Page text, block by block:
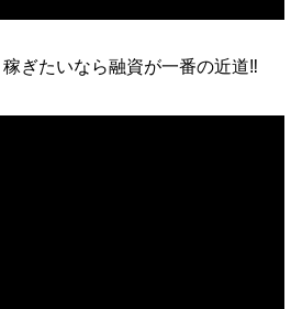
ぎたいなら融資が一番の近道‼